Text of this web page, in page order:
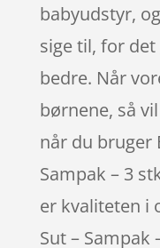
babyudstyr,
sige til, for
bedre. Når
børnene, så
når du bruger
Sampak – 3
er kvaliteten i
Sut – Sampak